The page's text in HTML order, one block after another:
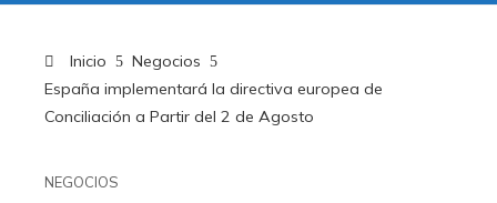
Inicio
Negocios
España implementará la directiva europea de
Conciliación a Partir del 2 de Agosto
NEGOCIOS